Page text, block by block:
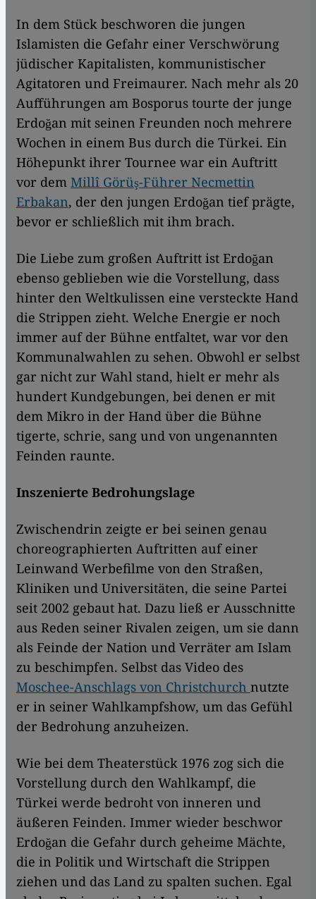
In dem Stück beschworen die jungen
Islamisten die Gefahr einer Verschwörung
jüdischer Kapitalisten, kommunistischer
Agitatoren und Freimaurer. Nach mehr als 20
Aufführungen am Bosporus tourte der junge
Erdoğan mit seinen Freunden noch mehrere
Wochen in einem Bus durch die Türkei. Ein
Höhepunkt ihrer Tournee war ein Auftritt
vor dem Millî Görüş-Führer Necmettin
Erbakan, der den jungen Erdoğan tief prägte,
bevor er schließlich mit ihm brach.
Die Liebe zum großen Auftritt ist Erdoğan
ebenso geblieben wie die Vorstellung, dass
hinter den Weltkulissen eine versteckte Hand
die Strippen zieht. Welche Energie er noch
immer auf der Bühne entfaltet, war vor den
Kommunalwahlen zu sehen. Obwohl er selbst
gar nicht zur Wahl stand, hielt er mehr als
hundert Kundgebungen, bei denen er mit
dem Mikro in der Hand über die Bühne
tigerte, schrie, sang und von ungenannten
Feinden raunte.
Inszenierte Bedrohungslage
Zwischendrin zeigte er bei seinen genau
choreographierten Auftritten auf einer
Leinwand Werbefilme von den Straßen,
Kliniken und Universitäten, die seine Partei
seit 2002 gebaut hat. Dazu ließ er Ausschnitte
aus Reden seiner Rivalen zeigen, um sie dann
als Feinde der Nation und Verräter am Islam
zu beschimpfen. Selbst das Video des
Moschee-Anschlags von Christchurch nutzte
er in seiner Wahlkampfshow, um das Gefühl
der Bedrohung anzuheizen.
Wie bei dem Theaterstück 1976 zog sich die
Vorstellung durch den Wahlkampf, die
Türkei werde bedroht von inneren und
äußeren Feinden. Immer wieder beschwor
Erdoğan die Gefahr durch geheime Mächte,
die in Politik und Wirtschaft die Strippen
ziehen und das Land zu spalten suchen. Egal